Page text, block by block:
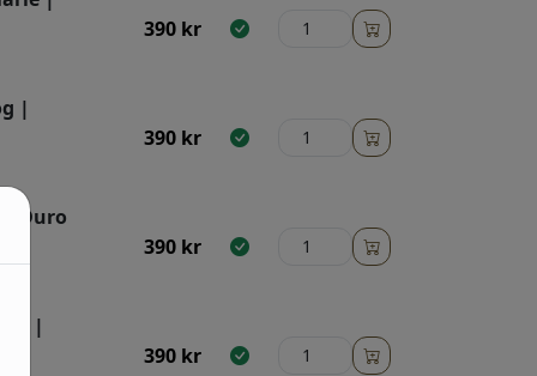
390 kr
|
390 kr
| Duro
390 kr
|
390 kr